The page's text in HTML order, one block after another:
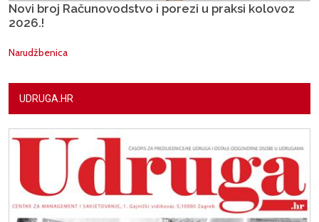
Novi broj Računovodstvo i porezi u praksi kolovoz
2026.!
Narudžbenica
UDRUGA.HR